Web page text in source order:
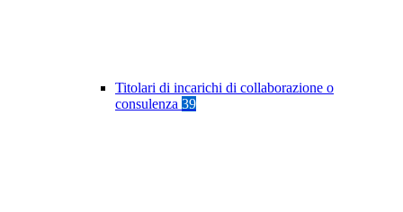
Titolari di incarichi di collaborazione o
consulenza 39